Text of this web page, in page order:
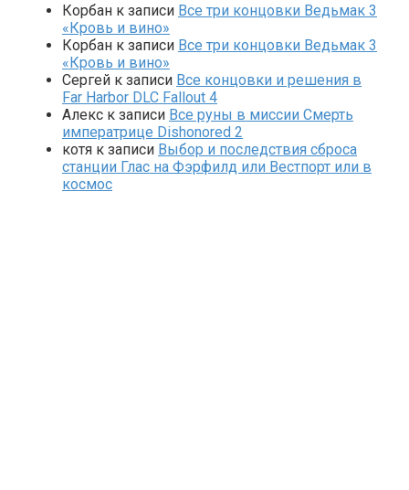
Корбан к записи Все три концовки Ведьмак 3
«Кровь и вино»
Корбан к записи Все три концовки Ведьмак 3
«Кровь и вино»
Сергей к записи Все концовки и решения в
Far Harbor DLC Fallout 4
Алекс к записи Все руны в миссии Смерть
императрице Dishonored 2
котя к записи Выбор и последствия сброса
станции Глас на Фэрфилд или Вестпорт или в
космос